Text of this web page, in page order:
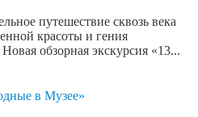
путешествие сквозь века
красоты и гения
обзорная экскурсия «13...